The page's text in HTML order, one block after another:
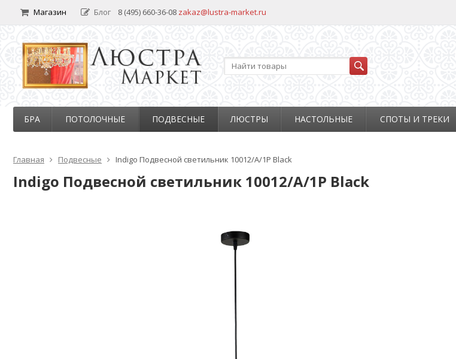
Магазин Блог 8 (495) 660-36-08 zakaz@lustra-market.ru
БРА ПОТОЛОЧНЫЕ ПОДВЕСНЫЕ ЛЮСТРЫ НАСТОЛЬНЫЕ СПОТЫ И ТРЕКИ
Главная Подвесные Indigo Подвесной светильник 10012/A/1P Black
Indigo Подвесной светильник 10012/A/1P Black